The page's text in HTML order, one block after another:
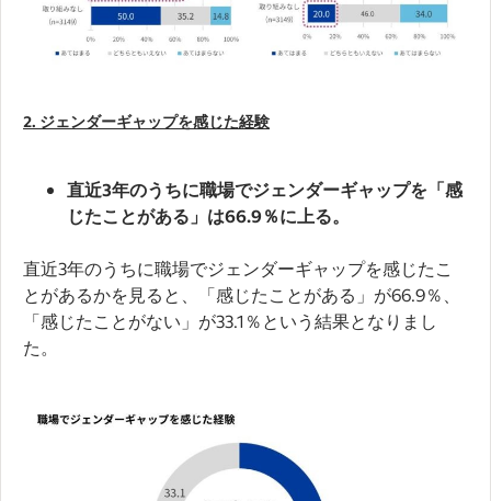
2. ジェンダーギャップを感じた経験
直近3年のうちに職場でジェンダーギャップを「感
じたことがある」は66.9％に上る。
直近3年のうちに職場でジェンダーギャップを感じたこ
とがあるかを見ると、「感じたことがある」が66.9％、
「感じたことがない」が33.1％という結果となりまし
た。